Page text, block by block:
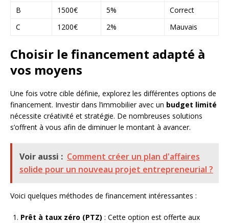
B
1500€ 5%
Correct
C
1200€ 2% Mauvais
Choisir le financement adapté à
vos moyens
Une fois votre cible définie, explorez les différentes options de
financement. Investir dans l’immobilier avec un budget limité
nécessite créativité et stratégie. De nombreuses solutions
s’offrent à vous afin de diminuer le montant à avancer.
Voir aussi : Comment créer un plan d'affaires
solide pour un nouveau projet entrepreneurial ?
Voici quelques méthodes de financement intéressantes :
Prêt à taux zéro (PTZ) : Cette option est offerte aux